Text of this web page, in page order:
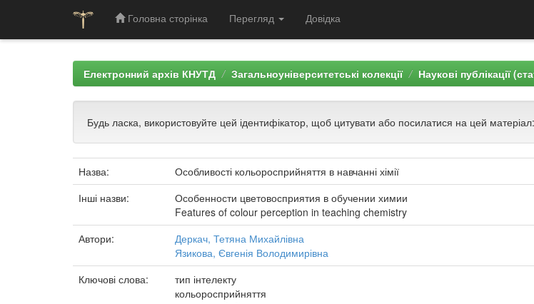
Головна сторінка Перегляд Довідка
Електронний архів КНУТД Загальноуніверситетські колекції Наукові публікації
Будь ласка, використовуйте цей ідентифікатор, щоб цитувати або посилатися на цей матеріал:
Назва:
Особливості кольоросприйняття в навчанні хімії
Інші назви:
Особенности цветовосприятия в обучении химии
Features of colour perception in teaching chemistry
Автори:
Деркач, Тетяна Михайлівна
Язикова, Євгенія Володимирівна
Ключові слова:
тип інтелекту
кольоросприйняття